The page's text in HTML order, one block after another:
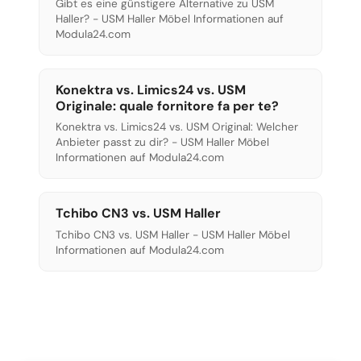
Gibt es eine günstigere Alternative zu USM
Haller? - USM Haller Möbel Informationen auf
Modula24.com
Konektra vs. Limics24 vs. USM
Originale: quale fornitore fa per te?
Konektra vs. Limics24 vs. USM Original: Welcher
Anbieter passt zu dir? - USM Haller Möbel
Informationen auf Modula24.com
Tchibo CN3 vs. USM Haller
Tchibo CN3 vs. USM Haller - USM Haller Möbel
Informationen auf Modula24.com